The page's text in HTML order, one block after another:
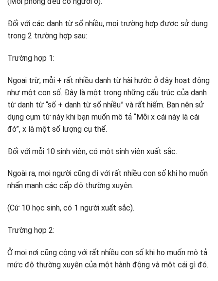
Đối với các danh từ số nhiều, mọi trường hợp được sử dụng
trong 2 trường hợp sau:
Trường hợp 1:
Ngoại trừ, mỗi + rất nhiều danh từ hài hước ở đây hoạt động
như một con số. Đây là một trong những cấu trúc của danh
từ danh từ “số + danh từ số nhiều” và rất hiếm. Bạn nên sử
dụng cụm từ này khi bạn muốn mô tả “Mỗi x cái này là cái
đó”, x là một số lượng cụ thể.
Đối với mỗi 10 sinh viên, có một sinh viên xuất sắc.
Ngoài ra, mọi người cũng đi với rất nhiều con số khi họ muốn
nhấn mạnh các cấp độ thường xuyên.
(Cứ 10 học sinh, có 1 người xuất sắc).
Trường hợp 2:
Ở mọi nơi cũng cộng với rất nhiều con số khi họ muốn mô tả
mức độ thường xuyên của một hành động và một cái gì đó.